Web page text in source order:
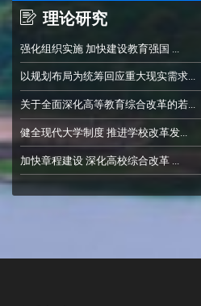
理论研究
强化组织实施 加快建设教育强国 ...
以规划布局为统筹回应重大现实需求...
关于全面深化高等教育综合改革的若...
健全现代大学制度 推进学校改革发...
加快章程建设 深化高校综合改革 ...